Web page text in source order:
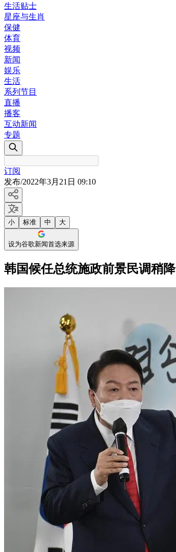
生活贴士
星座与生肖
保健
体育
视频
新闻
娱乐
生活
系列节目
直播
播客
互动新闻
专题
订阅
发布/2022年3月21日 09:10
小 标准 中 大
设为谷歌新闻首选来源
韩国候任总统施政前景民调稍降